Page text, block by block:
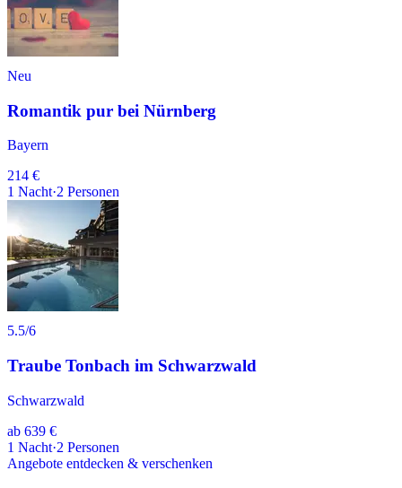
Neu
Romantik pur bei Nürnberg
Bayern
214 €
1 Nacht·2 Personen
5.5/6
Traube Tonbach im Schwarzwald
Schwarzwald
ab 639 €
1 Nacht·2 Personen
Angebote entdecken & verschenken